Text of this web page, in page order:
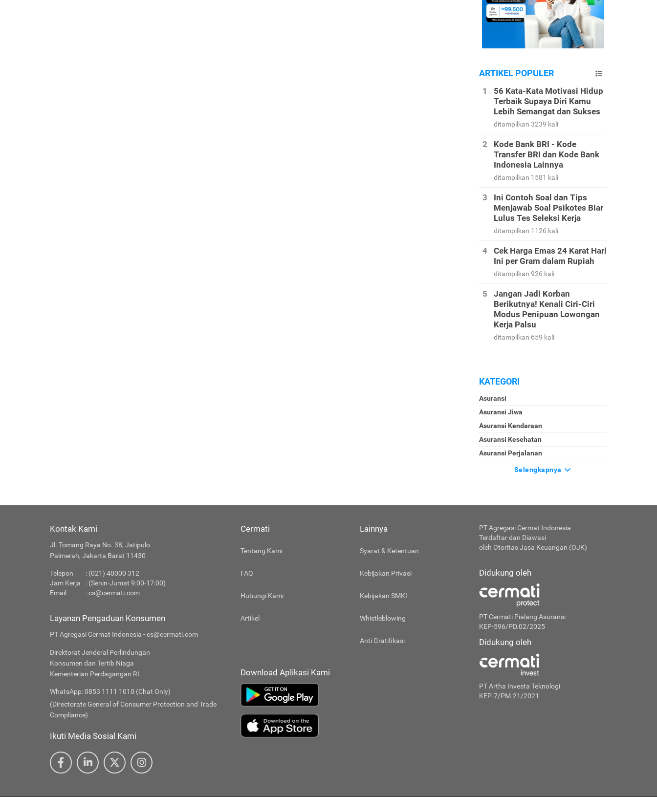
ARTIKEL POPULER
56 Kata-Kata Motivasi Hidup
Terbaik Supaya Diri Kamu
Lebih Semangat dan Sukses
ditampilkan 3239 kali
Kode Bank BRI - Kode
Transfer BRI dan Kode Bank
Indonesia Lainnya
ditampilkan 1581 kali
Ini Contoh Soal dan Tips
Menjawab Soal Psikotes Biar
Lulus Tes Seleksi Kerja
ditampilkan 1126 kali
Cek Harga Emas 24 Karat Hari
Ini per Gram dalam Rupiah
ditampilkan 926 kali
Jangan Jadi Korban
Berikutnya! Kenali Ciri-Ciri
Modus Penipuan Lowongan
Kerja Palsu
ditampilkan 659 kali
KATEGORI
Asuransi
Asuransi Jiwa
Asuransi Kendaraan
Asuransi Kesehatan
Asuransi Perjalanan
Selengkapnya
Kontak Kami
Jl. Tomang Raya No. 38, Jatipulo
Palmerah, Jakarta Barat 11430
Telepon
: (021) 40000 312
Jam Kerja
: (Senin-Jumat 9:00-17:00)
Email
:cs@cermati.com
Layanan Pengaduan Konsumen
PT Agregasi Cermat Indonesia - cs@cermati.com
Direktorat Jenderal Perlindungan
Konsumen dan Tertib Niaga
Kementerian Perdagangan RI
WhatsApp: 0853 1111 1010 (Chat Only)
(Directorate General of Consumer Protection and Trade
Compliance)
Ikuti Media Sosial Kami
Cermati
Tentang Kami
FAQ
Hubungi Kami
Artikel
Lainnya
Syarat & Ketentuan
Kebijakan Privasi
Kebijakan SMKI
Whistleblowing
Anti Gratifikasi
Download Aplikasi Kami
PT Agregasi Cermat Indonesia
Terdaftar dan Diawasi
oleh Otoritas Jasa Keuangan (OJK)
Didukung oleh
PT Cermati Pialang Asuransi
KEP-596/PD.02/2025
Didukung oleh
PT Artha Investa Teknologi
KEP-7/PM.21/2021